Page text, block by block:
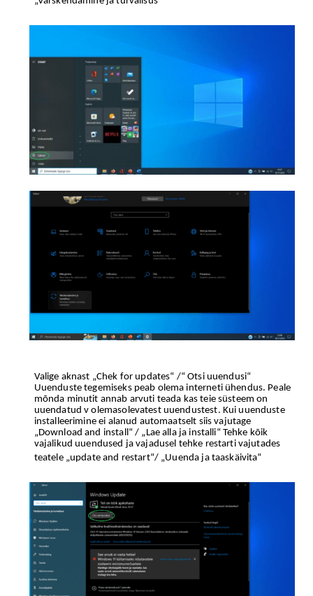
Valige aknast „Chek for updates“ /“ Otsi uuendusi“
Uuenduste tegemiseks peab olema interneti ühendus. Peale
mõnda minutit annab arvuti teada kas teie süsteem on
uuendatud v olemasolevatest uuendustest. Kui uuenduste
installeerimine ei alanud automaatselt siis vajutage
„Download and install“ / „Lae alla ja installi“ Tehke kõik
vajalikud uuendused ja vajadusel tehke restarti vajutades
teatele „update and restart“/ „Uuenda ja taaskäivita“